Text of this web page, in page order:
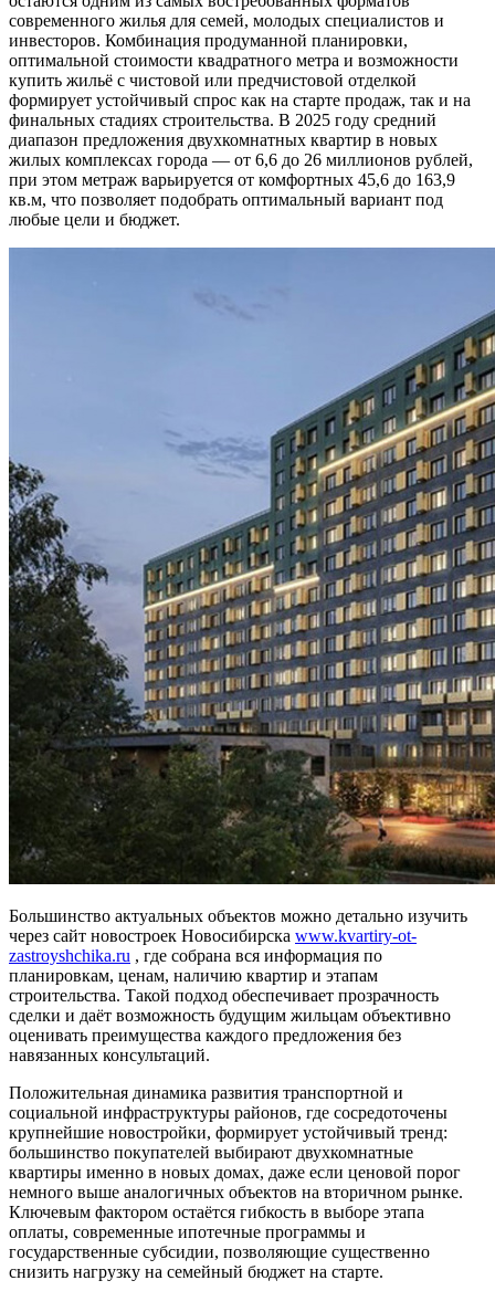
современного жилья для семей, молодых специалистов и
инвесторов. Комбинация продуманной планировки,
оптимальной стоимости квадратного метра и возможности
купить жильё с чистовой или предчистовой отделкой
формирует устойчивый спрос как на старте продаж, так и на
финальных стадиях строительства. В 2025 году средний
диапазон предложения двухкомнатных квартир в новых
жилых комплексах города — от 6,6 до 26 миллионов рублей,
при этом метраж варьируется от комфортных 45,6 до 163,9
кв.м, что позволяет подобрать оптимальный вариант под
любые цели и бюджет.
Большинство актуальных объектов можно детально изучить
через сайт новостроек Новосибирска www.kvartiry-ot-
zastroyshchika.ru , где собрана вся информация по
планировкам, ценам, наличию квартир и этапам
строительства. Такой подход обеспечивает прозрачность
сделки и даёт возможность будущим жильцам объективно
оценивать преимущества каждого предложения без
навязанных консультаций.
Положительная динамика развития транспортной и
социальной инфраструктуры районов, где сосредоточены
крупнейшие новостройки, формирует устойчивый тренд:
большинство покупателей выбирают двухкомнатные
квартиры именно в новых домах, даже если ценовой порог
немного выше аналогичных объектов на вторичном рынке.
Ключевым фактором остаётся гибкость в выборе этапа
оплаты, современные ипотечные программы и
государственные субсидии, позволяющие существенно
снизить нагрузку на семейный бюджет на старте.